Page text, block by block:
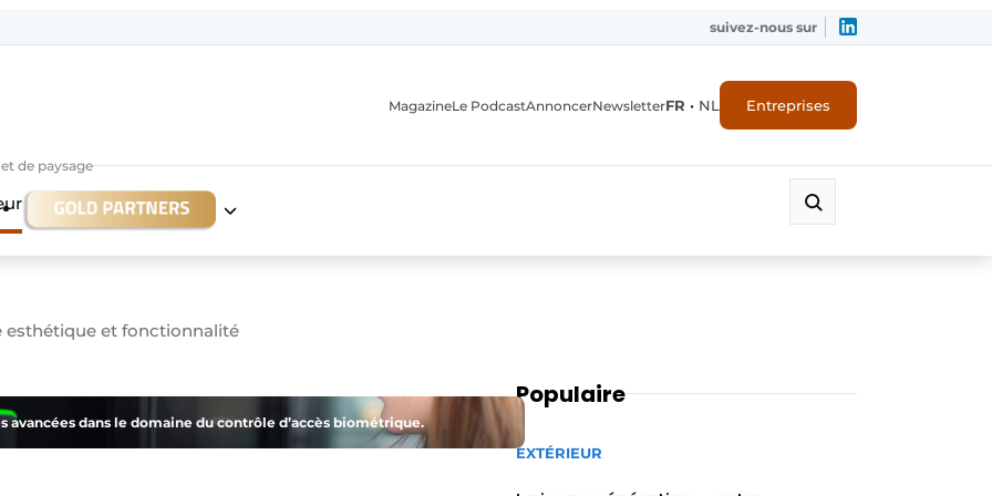
suivez-nous sur
de paysage
MagazineLe PodcastAnnoncerNewsletterFR • NL Entreprises
esthétique et fonctionnalité
avancées dans le domaine du contrôle d’accès biométrique.
Populaire
EXTÉRIEUR